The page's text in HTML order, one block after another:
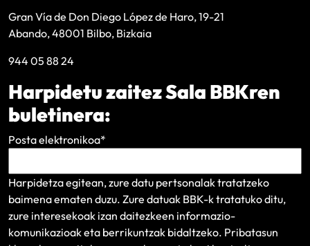
Gran Vía de Don Diego López de Haro, 19-21
Abando, 48001 Bilbo, Bizkaia
944 05 88 24
Harpidetu zaitez Sala BBKren
buletinera:
Posta elektronikoa*
Harpidetza egitean, zure datu pertsonalak tratatzeko
baimena ematen duzu. Zure datuak BBK-k tratatuko ditu,
zure interesekoak izan daitezkeen informazio-
komunikazioak eta berrikuntzak bidaltzeko. Pribatasun